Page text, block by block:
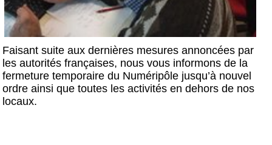
Faisant suite aux dernières mesures annoncées par
les autorités françaises, nous vous informons de la
fermeture temporaire du Numéripôle jusqu’à nouvel
ordre ainsi que toutes les activités en dehors de nos
locaux.